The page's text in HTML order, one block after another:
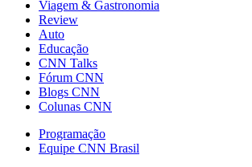
Viagem & Gastronomia
Review
Auto
Educação
CNN Talks
Fórum CNN
Blogs CNN
Colunas CNN
Programação
Equipe CNN Brasil